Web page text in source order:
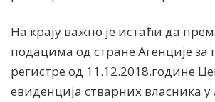
На крају важно је истаћи да
подацима од стране Агенције за
регистре од 11.12.2018.године
евиденција стварних власника